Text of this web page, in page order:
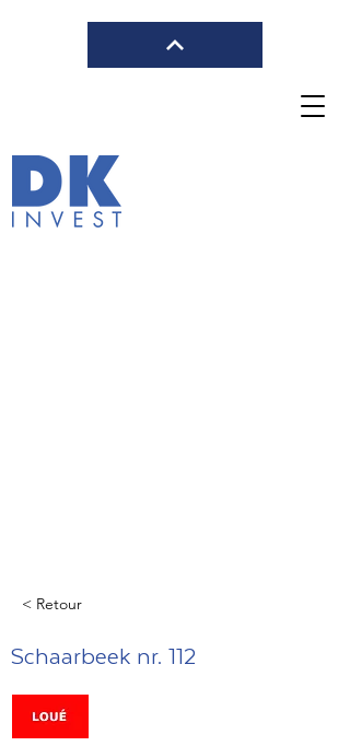
< Retour
Schaarbeek nr. 112